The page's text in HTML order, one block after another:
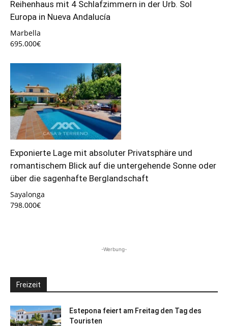
Reihenhaus mit 4 Schlafzimmern in der Urb. Sol
Europa in Nueva Andalucía
Marbella
695.000€
Exponierte Lage mit absoluter Privatsphäre und
romantischem Blick auf die untergehende Sonne oder
über die sagenhafte Berglandschaft
Sayalonga
798.000€
-Werbung-
Freizeit
Estepona feiert am Freitag den Tag des
Touristen